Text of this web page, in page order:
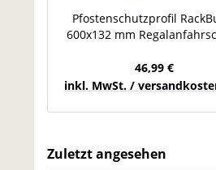
Pfostenschutzprofil
600x132 mm
46,99 €
inkl. MwSt. /
Zuletzt angesehen